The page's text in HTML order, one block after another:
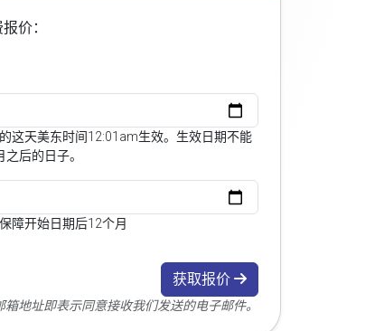
价：
这天美东时间12:01am生效。生效日期不能
后的日子。
障开始日期后12个月
获取报价
箱地址即表示同意接收我们发送的电子邮件。